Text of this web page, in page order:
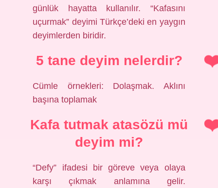
günlük hayatta kullanılır. “Kafasını
uçurmak” deyimi Türkçe’deki en yaygın
deyimlerden biridir.
5 tane deyim nelerdir?
Cümle örnekleri: Dolaşmak. Aklını
başına toplamak
Kafa tutmak atasözü mü
deyim mi?
“Defy” ifadesi bir göreve veya olaya
karşı çıkmak anlamına gelir.